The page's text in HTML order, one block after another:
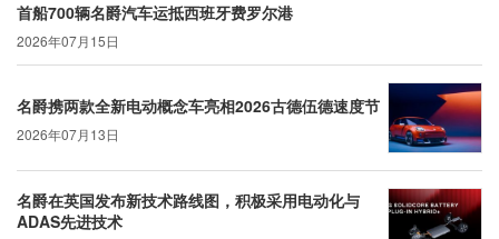
首船700辆名爵汽车运抵西班牙费罗尔港
2026年07月15日
名爵携两款全新电动概念车亮相2026古德伍德速度节
2026年07月13日
名爵在英国发布新技术路线图，积极采用电动化与
ADAS先进技术